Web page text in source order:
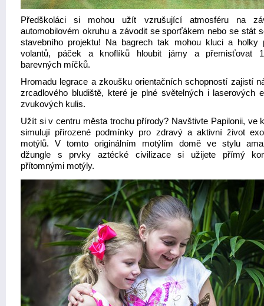
Předškoláci si mohou užít vzrušující atmosféru na
automobilovém okruhu a závodit se sporťákem nebo se stát
stavebního projektu! Na bagrech tak mohou kluci a holky
volantů, páček a knoflíků hloubit jámy a přemisťovat
barevných míčků.
Hromadu legrace a zkoušku orientačních schopností zajistí
zrcadlového bludiště, které je plné světelných i laserových
zvukových kulis.
Užít si v centru města trochu přírody? Navštivte Papilonii, ve
simulují přirozené podmínky pro zdravý a aktivní život
motýlů. V tomto originálním motýlím domě ve stylu
džungle s prvky aztécké civilizace si užijete přímý
přítomnými motýly.